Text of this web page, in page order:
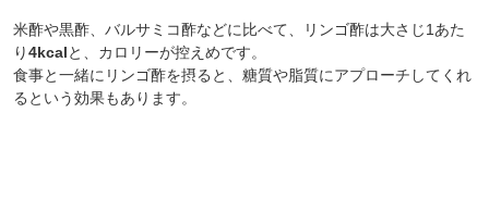
米酢や黒酢、バルサミコ酢などに比べて、リンゴ酢は大さじ1あた
り4kcalと、カロリーが控えめです。
食事と一緒にリンゴ酢を摂ると、糖質や脂質にアプローチしてくれ
るという効果もあります。